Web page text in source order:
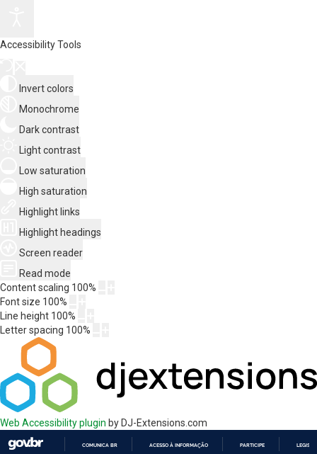
Accessibility Tools
Invert colors
Monochrome
Dark contrast
Light contrast
Low saturation
High saturation
Highlight links
Highlight headings
Screen reader
Read mode
Content scaling 100%
Font size 100%
Line height 100%
Letter spacing 100%
Web Accessibility plugin by DJ-Extensions.com
COMUNICA BR ACESSO À INFORMAÇÃO PARTICIPE